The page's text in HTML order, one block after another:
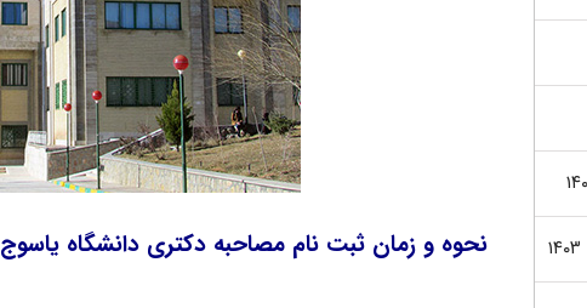
نحوه و زمان ثبت نام مصاحبه دکتری دانشگاه یاسوج